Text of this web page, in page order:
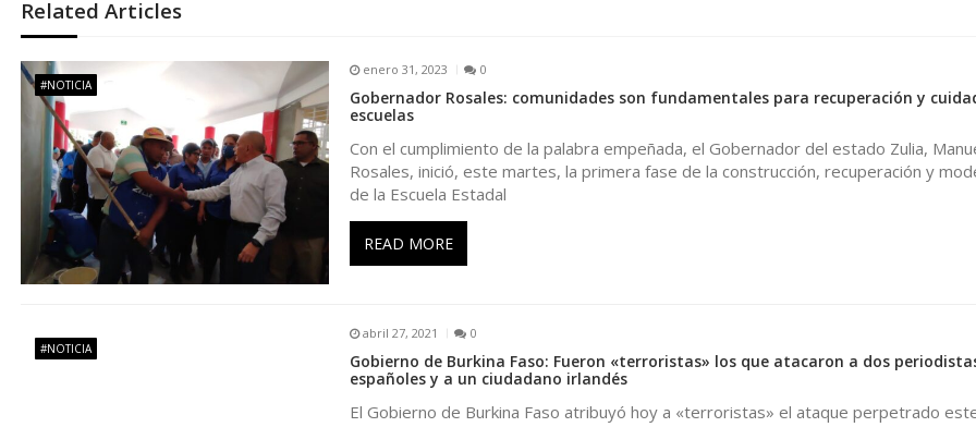
g
a
c
i
ó
d
Related Articles
#NOTICIA
enero 31, 2023 0
Gobernador Rosales: comunidades son fundamentales para recuperación y
escuelas
Con el cumplimiento de la palabra empeñada, el Gobernador del estado Zulia,
Rosales, inició, este martes, la primera fase de la construcción, recuperación y
de la Escuela Estadal
READ MORE
#NOTICIA
abril 27, 2021 0
Gobierno de Burkina Faso: Fueron «terroristas» los que atacaron a dos
españoles y a un ciudadano irlandés
El Gobierno de Burkina Faso atribuyó hoy a «terroristas» el ataque perpetrado